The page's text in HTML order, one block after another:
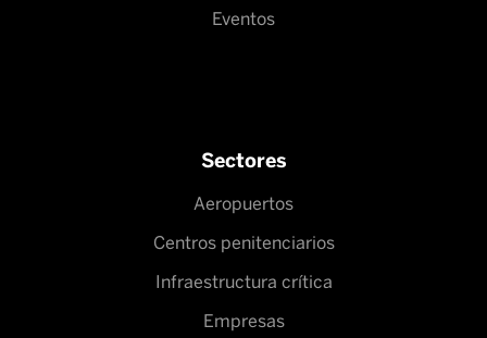
Eventos
Sectores
Aeropuertos
Centros penitenciarios
Infraestructura crítica
Empresas